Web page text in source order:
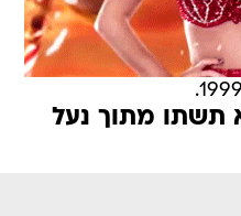
תשתו מתוך נעל